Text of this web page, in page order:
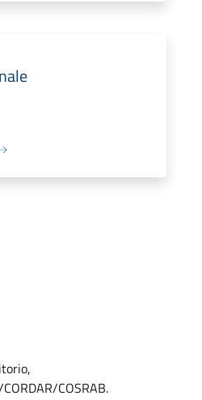
COSRAB.